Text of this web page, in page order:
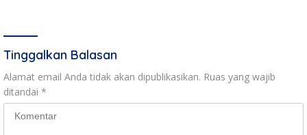
Tinggalkan Balasan
Alamat email Anda tidak akan dipublikasikan. Ruas yang wajib
ditandai *